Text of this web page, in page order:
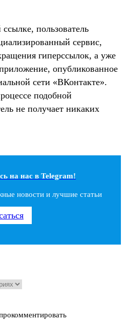
пользователь
сервис,
гиперссылок, а уже
опубликованное
сети «ВКонтакте».
подобной
не получает никаких
на наc в Telegram!
новости и лучшие статьи